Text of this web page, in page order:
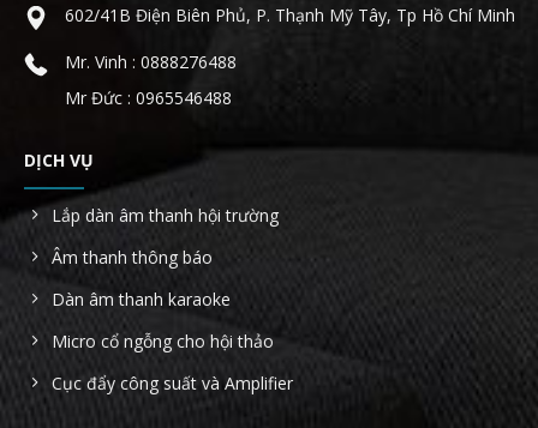
602/41B Điện Biên Phủ, P. Thạnh Mỹ Tây, Tp Hồ Chí Minh
Mr. Vinh : 0888276488
Mr Đức : 0965546488
DỊCH VỤ
Lắp dàn âm thanh hội trường
Âm thanh thông báo
Dàn âm thanh karaoke
Micro cổ ngỗng cho hội thảo
Cục đẩy công suất và Amplifier